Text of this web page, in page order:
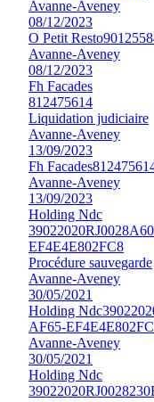
Avanne-Aveney
08/12/2023
O Petit Resto
Avanne-Aveney
08/12/2023
Fh Facades
812475614
Liquidation judiciaire
Avanne-Aveney
13/09/2023
Fh Facades
Avanne-Aveney
13/09/2023
Holding Ndc
EF4E4E802FC8
Procédure sauvegarde
Avanne-Aveney
30/05/2021
Holding Ndc
AF65-
Avanne-Aveney
30/05/2021
Holding Ndc